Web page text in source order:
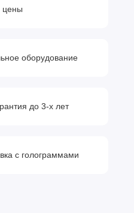
цены
оборудование
до 3-х лет
с голограммами